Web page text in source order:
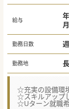
給与
勤務日数
勤務地
☆充実の設備環
☆スキルアップ
☆Uターン就職